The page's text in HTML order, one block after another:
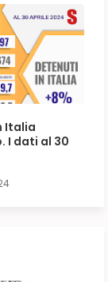
Italia
I dati al 30